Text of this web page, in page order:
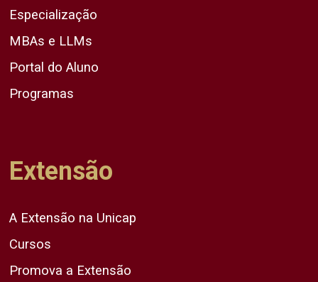
Especialização
MBAs e LLMs
Portal do Aluno
Programas
Extensão
A Extensão na Unicap
Cursos
Promova a Extensão